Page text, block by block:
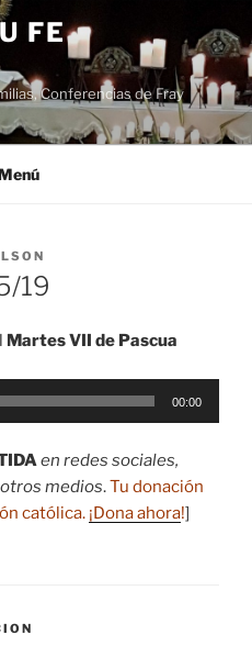
FE
Conferencias de Fray
19
Martes VII de Pascua
00:00
en redes sociales,
medios.Tu donación
católica. ¡Dona ahora!]